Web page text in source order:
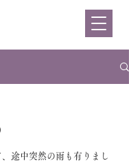
途中突然の雨も有りまし